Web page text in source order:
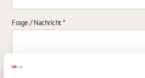
Frage / Nachricht*